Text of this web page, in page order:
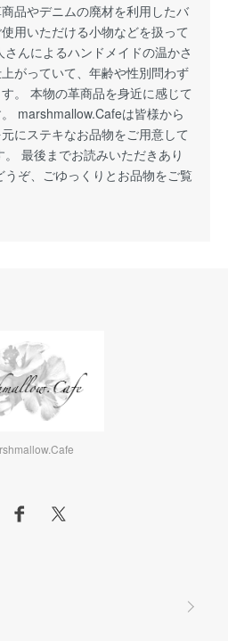
品やデニムの廃材を利用したバ
用いただける小物などを扱って
んによるハンドメイドの温かさ
がっていて、年齢や性別問わず
。 本物の革商品を身近に感じて
marshmallow.Cafeは皆様から
にステキなお品物をご用意して
最後までお読みいただきあり
ぞ、ごゆっくりとお品物をご覧